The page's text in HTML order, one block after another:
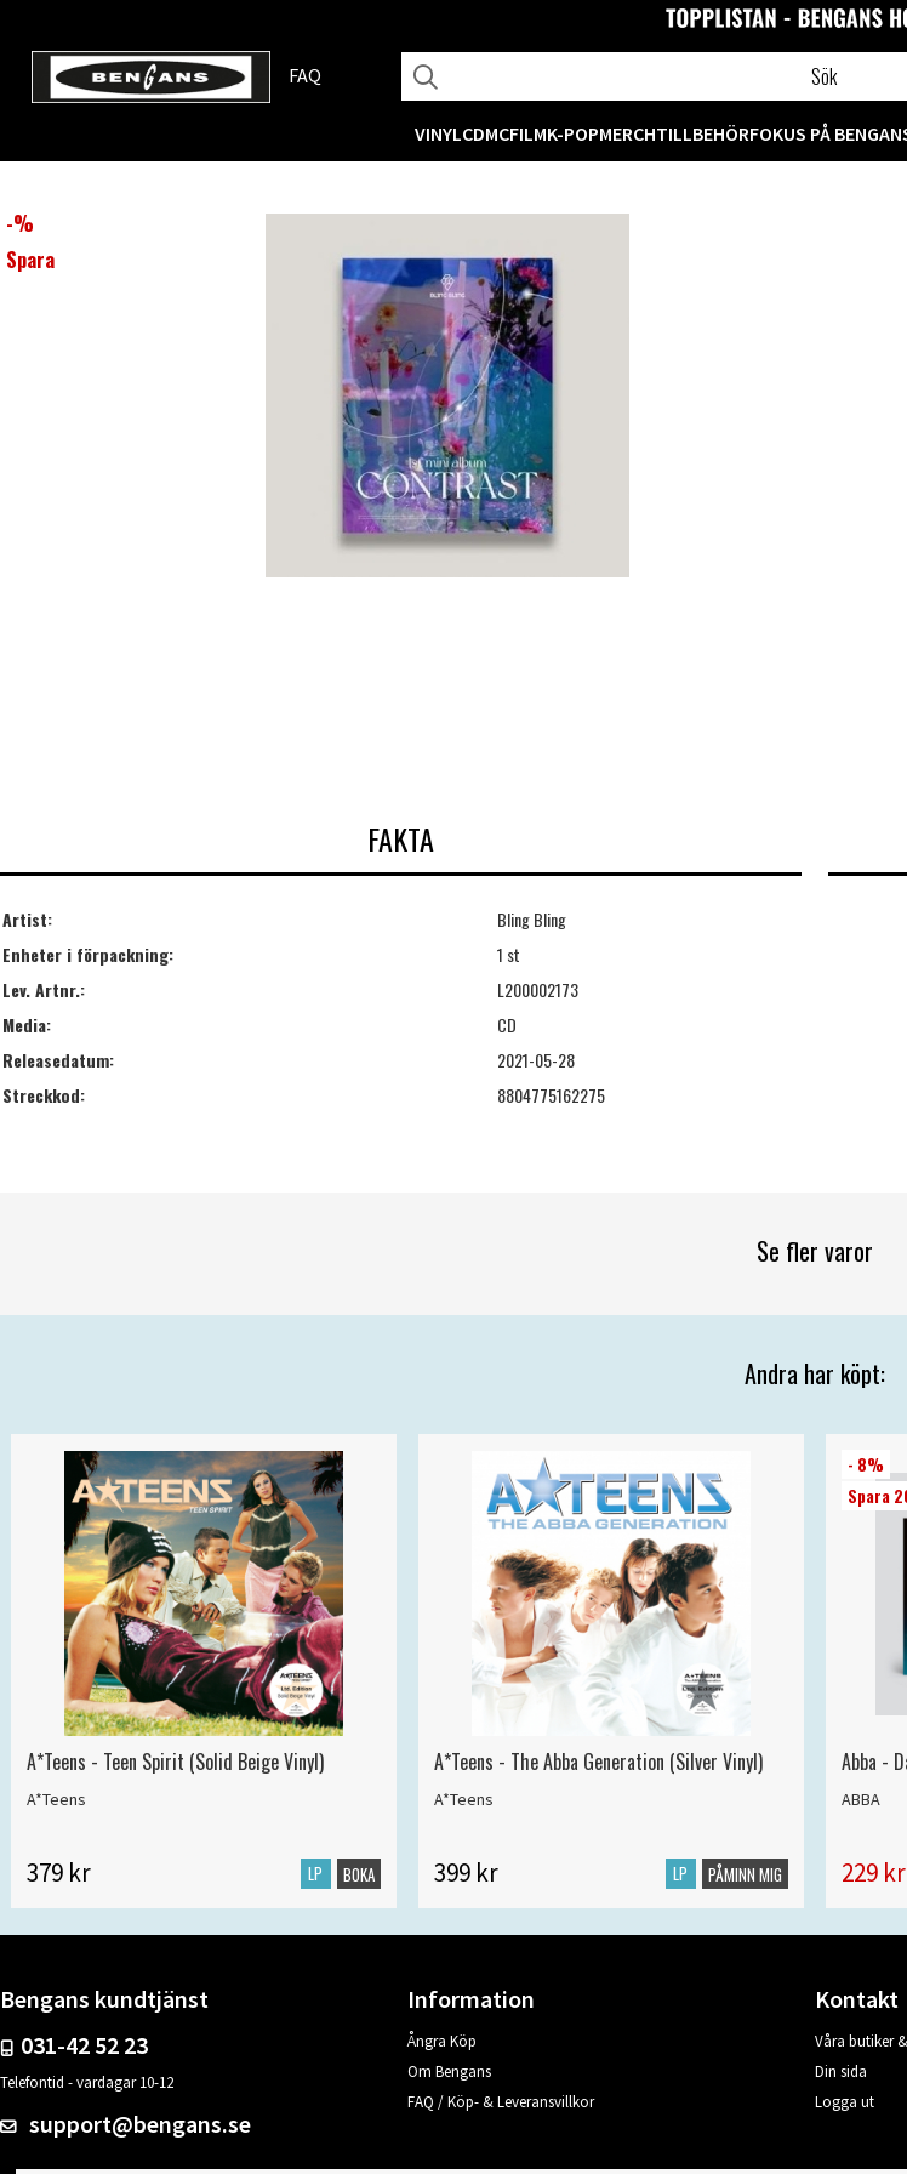
FAQ
VINYLCDMCFILMK-POPMERCHTILLBEHÖRFOKUS PÅ
-%
Spara
FAKTA
Artist:
Bling Bling
Enheter i förpackning:
1 st
Lev. Artnr.:
L200002173
Media:
CD
Releasedatum:
2021-05-28
Streckkod:
8804775162275
Se fler varor
Andra har köpt:
A*Teens - Teen Spirit (Solid Beige Vinyl)
A*Teens
379 kr LP BOKA
A*Teens - The Abba Generation (Silver Vinyl)
A*Teens
399 kr LP PÅMINN MIG
- 8%
Spara
Abba -
ABBA
229 kr
Bengans kundtjänst
031-42 52 23
Telefontid - vardagar 10-12
support@bengans.se
Information
Ångra Köp
Om Bengans
FAQ / Köp- & Leveransvillkor
Kontakt
Våra butiker
Din sida
Logga ut